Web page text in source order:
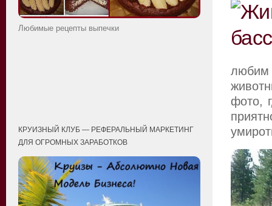
любим
фото,
Любимые рецепты выпечки
КРУИЗНЫЙ КЛУБ — РЕФЕРАЛЬНЫЙ МАРКЕТИНГ
ДЛЯ ОГРОМНЫХ ЗАРАБОТКОВ